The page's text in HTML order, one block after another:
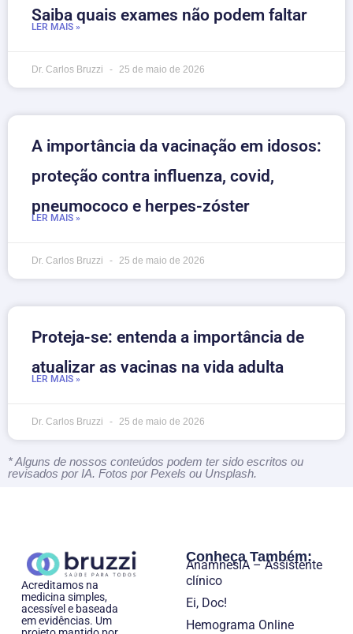
Saiba quais exames não podem faltar
LER MAIS »
Dr. Carlos Bruzzi 25 de maio de 2026
A importância da vacinação em idosos:
proteção contra influenza, covid,
pneumococo e herpes-zóster
LER MAIS »
Dr. Carlos Bruzzi 25 de maio de 2026
Proteja-se: entenda a importância de
atualizar as vacinas na vida adulta
LER MAIS »
Dr. Carlos Bruzzi 25 de maio de 2026
* Alguns de nossos conteúdos podem ter sido escritos ou
revisados por IA. Fotos por Pexels ou Unsplash.
Acreditamos na
medicina simples,
acessível e baseada
em evidências. Um
Conheça Também:
AnamnesIA – Assistente
clínico
Ei, Doc!
Hemograma Online